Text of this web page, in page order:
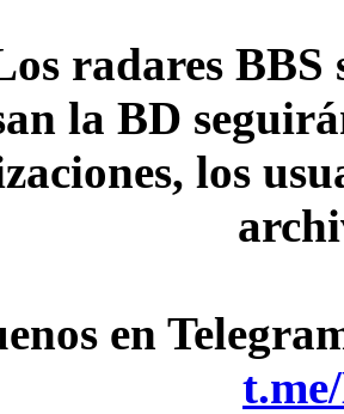
radares
la BD
los
en